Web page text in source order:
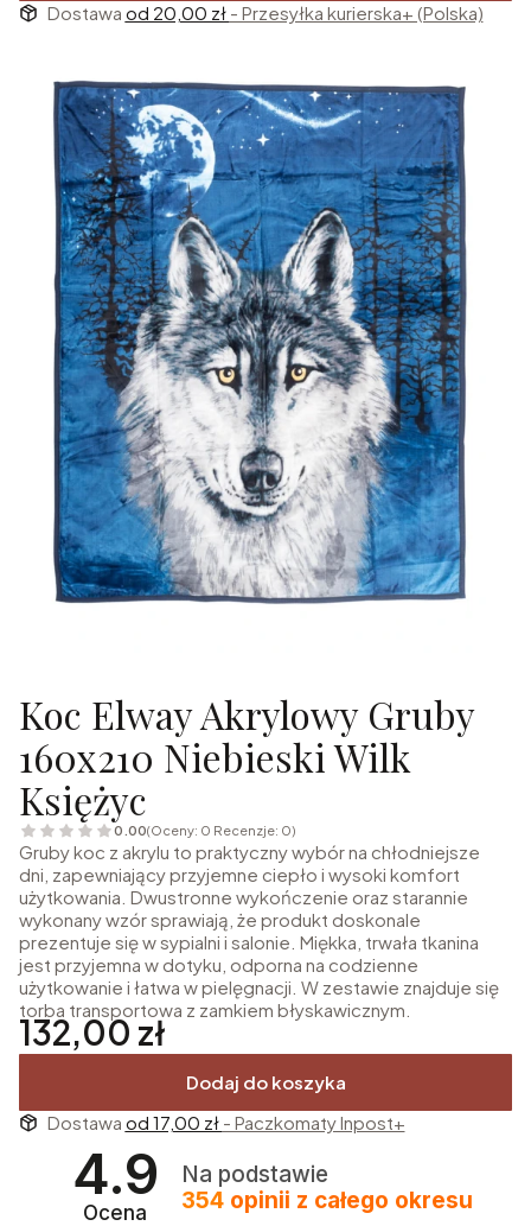
Dostawa od 20,00 zł - Przesyłka kurierska+ (Polska)
Koc Elway Akrylowy Gruby
160x210 Niebieski Wilk
Księżyc
0.00(Oceny: 0 Recenzje: 0)
Cena
132,00 zł
Gruby koc z akrylu to praktyczny wybór na chłodniejsze
dni, zapewniający przyjemne ciepło i wysoki komfort
użytkowania. Dwustronne wykończenie oraz starannie
wykonany wzór sprawiają, że produkt doskonale
prezentuje się w sypialni i salonie. Miękka, trwała tkanina
jest przyjemna w dotyku, odporna na codzienne
użytkowanie i łatwa w pielęgnacji. W zestawie znajduje się
torba transportowa z zamkiem błyskawicznym.
Dodaj do koszyka
Dostawa od 17,00 zł - Paczkomaty Inpost+
4.9
Ocena
Na podstawie
354opinii z całego okresu